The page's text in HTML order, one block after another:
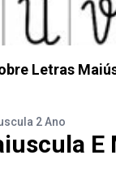
Letras
2 Ano
E